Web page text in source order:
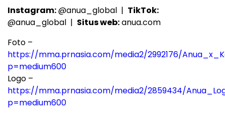
Instagram:@anua_global | TikTok:
@anua_global | Situs web:anua.com
Foto –
https://mma.prnasia.com/media2/2992176/
p=medium600
Logo –
https://mma.prnasia.com/media2/2859434/
p=medium600